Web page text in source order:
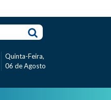
Quinta-Feira,
06 de Agosto